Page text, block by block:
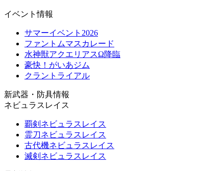
イベント情報
サマーイベント2026
ファントムマスカレード
水神獣アクエリアスΩ降臨
豪快！がいあジム
クラントライアル
新武器・防具情報
ネビュラスレイス
覇剣ネビュラスレイス
霊刀ネビュラスレイス
古代機ネビュラスレイス
滅剣ネビュラスレイス